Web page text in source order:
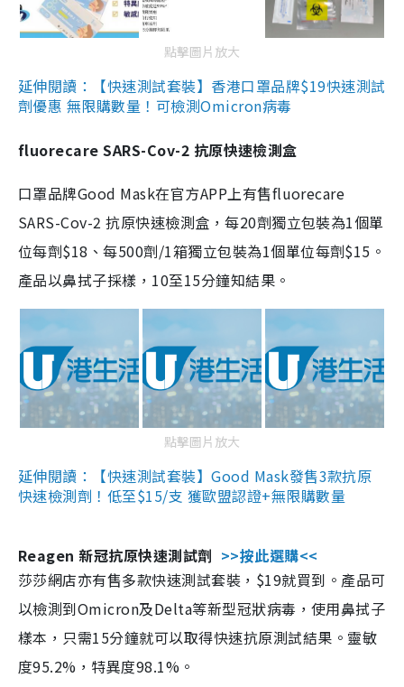
點擊圖片放大
延伸閱讀：【快速測試套裝】香港口罩品牌$19快速測試
劑優惠 無限購數量！可檢測Omicron病毒
fluorecare SARS-Cov-2 抗原快速檢測盒
口罩品牌Good Mask在官方APP上有售fluorecare
SARS-Cov-2 抗原快速檢測盒，每20劑獨立包裝為1個單
位每劑$18、每500劑/1箱獨立包裝為1個單位每劑$15。
產品以鼻拭子採樣，10至15分鐘知結果。
點擊圖片放大
延伸閱讀：【快速測試套裝】Good Mask發售3款抗原
快速檢測劑！低至$15/支 獲歐盟認證+無限購數量
Reagen 新冠抗原快速測試劑 >>按此選購<<
莎莎網店亦有售多款快速測試套裝，$19就買到。產品可
以檢測到Omicron及Delta等新型冠狀病毒，使用鼻拭子
樣本，只需15分鐘就可以取得快速抗原測試結果。靈敏
度95.2%，特異度98.1%。